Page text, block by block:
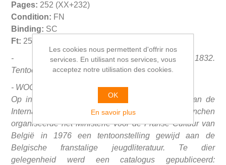
Pages: 252 (XX+232)
Condition: FN
Binding: SC
Ft: 25,5x18,5 cm. 755 gr.
- Vlaamse jeugdliteratuur sinds 1832.
Tentoonstellingscatalogus.
- WOORD VOORAF:
Op initiatief van de h. Walter Scherf, directeur van de
Internationale Jeugdbibliotheek te München
organiseerde het Ministerie voor de Franse Cultuur van
België in 1976 een tentoonstelling gewijd aan de
Belgische franstalige jeugdliteratuur. Te dier
gelegenheid werd een catalogus gepubliceerd:
Les cookies nous permettent d'offrir nos
services. En utilisant nos services, vous
acceptez notre utilisation des cookies.
OK
En savoir plus